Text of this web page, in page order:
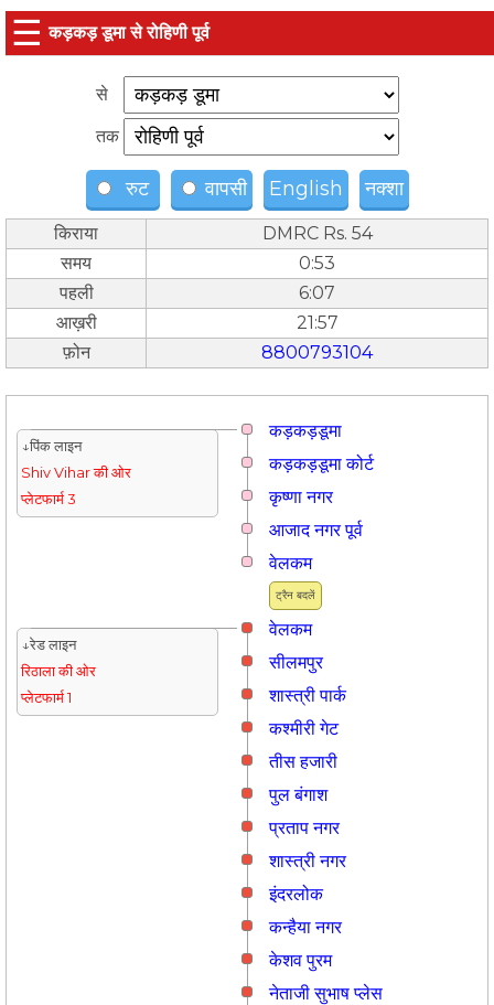
☰ कड़कड़ डूमा से रोहिणी पूर्व
से
तक
रुट वापसी English नक्शा
किराया
DMRC Rs. 54
समय
0:53
पहली
6:07
आख़री
21:57
फ़ोन
8800793104
कड़कड़डूमा
↓पिंक लाइन
Shiv Vihar की ओर
प्लेटफार्म 3
कड़कड़डूमा कोर्ट
कृष्णा नगर
आजाद नगर पूर्व
ट्रैन बदलें
वेलकम
वेलकम
↓रेड लाइन
रिठाला की ओर
प्लेटफार्म 1
सीलमपुर
शास्त्री पार्क
कश्मीरी गेट
तीस हजारी
पुल बंगाश
प्रताप नगर
शास्त्री नगर
इंदरलोक
कन्हैया नगर
केशव पुरम
नेताजी सुभाष प्लेस